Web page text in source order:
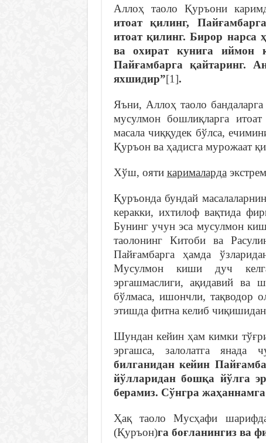
Аллоҳ таоло Қуръони
итоат қилинг,
итоат қилинг. Бирор нарса
ва охират кунига иймон
Пайғамбарга қайтаринг.
яхшидир”[1].
Яъни, Аллоҳ таоло
мусулмон бошлиқларга
масала чиққудек бўлса,
Қуръон ва ҳадисга мурожаат
Хўш, ояти карималарда
Қуръонда бундай
керакки, ихтилоф вақтида
Бунинг учун эса мусулмон
таолонинг Китоби ва
Пайғамбарга ҳамда
Мусулмон киши дуч
эргашмаслиги, ақидавий ва
бўлмаса, ишончли, тақводор
этишда фитна келиб
Шундан кейин ҳам кимки
эргашса, залолатга янада
билганидан кейин
йўлларидан бошқа йўлга
берамиз. Сўнгра
Ҳақ таоло Мусҳафи
(Қуръон)га боғланингиз ва